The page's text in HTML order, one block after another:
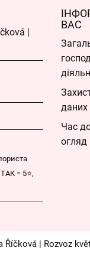
|
= 5⭐,
ВАС
даних
Час
огляд
| Rozvoz